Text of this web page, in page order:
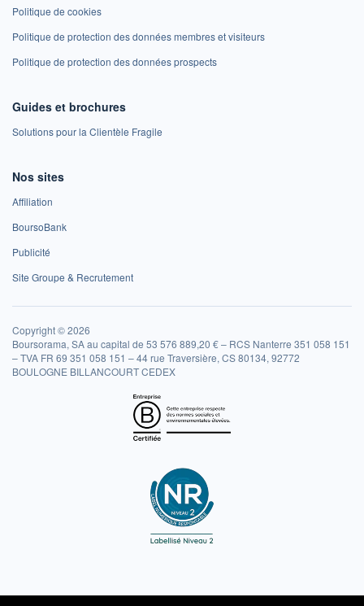
Politique de cookies
Politique de protection des données membres et visiteurs
Politique de protection des données prospects
Guides et brochures
Solutions pour la Clientèle Fragile
Nos sites
Affiliation
BoursoBank
Publicité
Site Groupe & Recrutement
Copyright © 2026
Boursorama, SA au capital de 53 576 889,20 € – RCS Nanterre 351 058 151
– TVA FR 69 351 058 151 – 44 rue Traversière, CS 80134, 92772
BOULOGNE BILLANCOURT CEDEX